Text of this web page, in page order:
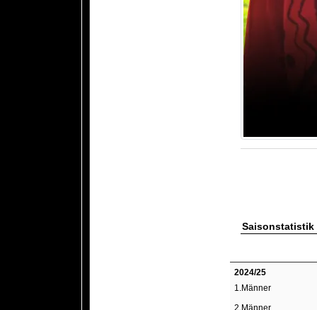
Saisonstatistik
2024/25
1.Männer
2.Männer